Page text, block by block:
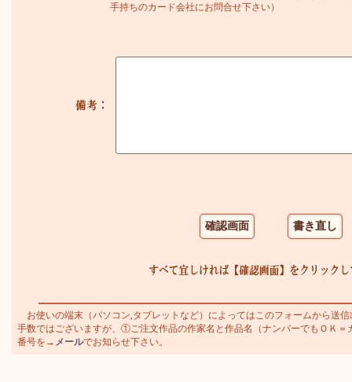
手持ちのカード会社にお問合せ下さい）
お使いの端末（パソコン,タブレットなど）によってはこのフォームから送
手数ではございますが、①ご注文作品の作家名と作品名（ナンバーでもＯＫ
番号を→ メールでお知らせ下さい。